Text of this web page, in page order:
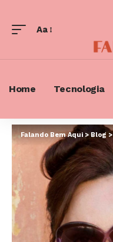
Font
Aa
Home Tecnologia
Falando Bem Aqui > Blog >